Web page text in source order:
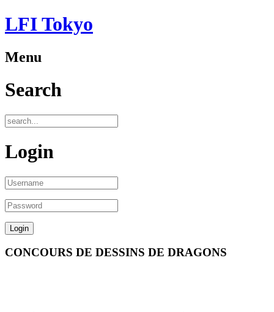
LFI Tokyo
Menu
Search
Login
CONCOURS DE DESSINS DE DRAGONS